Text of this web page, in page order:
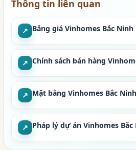
Thông tin liên quan
↗ Bảng giá Vinhomes Bắc Ninh
↗ Chính sách bán hàng
↗ Mặt bằng Vinhomes Bắc Ninh
↗ Pháp lý dự án Vinhomes Bắc